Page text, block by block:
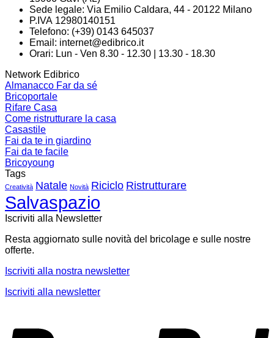
Sede legale: Via Emilio Caldara, 44 - 20122 Milano
P.IVA 12980140151
Telefono: (+39) 0143 645037
Email: internet@edibrico.it
Orari: Lun - Ven 8.30 - 12.30 | 13.30 - 18.30
Network Edibrico
Almanacco Far da sé
Bricoportale
Rifare Casa
Come ristrutturare la casa
Casastile
Fai da te in giardino
Fai da te facile
Bricoyoung
Tags
Creatività Natale Novità Riciclo Ristrutturare
Salvaspazio
Iscriviti alla Newsletter
Resta aggiornato sulle novità del bricolage e sulle nostre
offerte.
Iscriviti alla nostra newsletter
Iscriviti alla newsletter